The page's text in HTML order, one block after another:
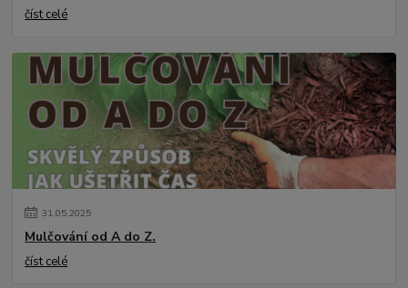
číst celé
31.05.2025
Mulčování od A do Z.
číst celé